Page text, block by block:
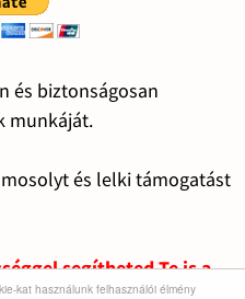
kat használunk felhasználói élmény
és biztonságosan
munkáját.
és lelki támogatást
segítheted Te is a